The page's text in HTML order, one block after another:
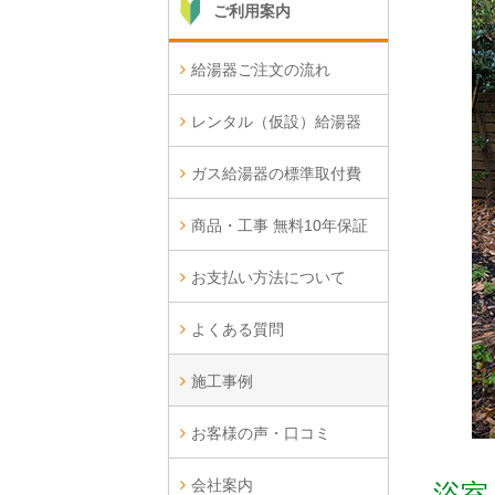
ご利用案内
給湯器ご注文の流れ
レンタル（仮設）給湯器
ガス給湯器の標準取付費
商品・工事 無料10年保証
お支払い方法について
よくある質問
施工事例
お客様の声・口コミ
会社案内